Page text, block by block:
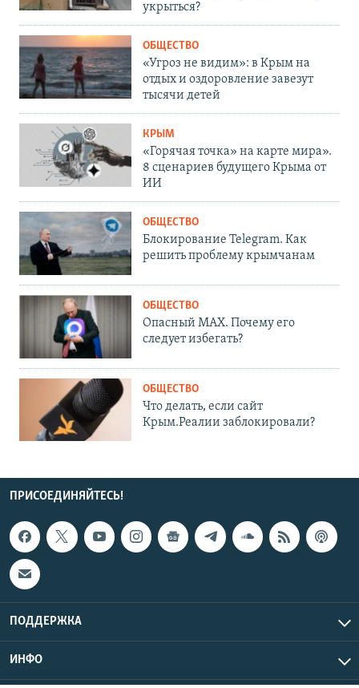
укрыться?
ОБЩЕСТВО
«Угроз не видим»: в Крым на
отдых и оздоровление завезут
тысячи детей
КРЫМ
«Горячая точка» на карте мира».
8 сценариев будущего Крыма от
ИИ
ОБЩЕСТВО
Блокирование Telegram. Как
решить проблему крымчанам
ОБЩЕСТВО
Опасный MAX. Почему его
следует избегать?
ОБЩЕСТВО
Что делать, если сайт
Крым.Реалии заблокировали?
ПРИСОЕДИНЯЙТЕСЬ!
ПОДДЕРЖКА
ИНФО